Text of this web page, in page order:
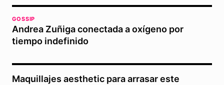
GOSSIP
Andrea Zuñiga conectada a oxígeno por
tiempo indefinido
Maquillajes aesthetic para arrasar este